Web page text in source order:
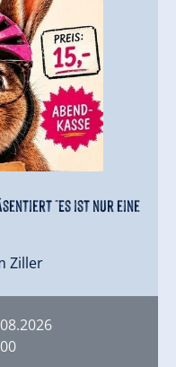
"Es ist nur eine
Ziller